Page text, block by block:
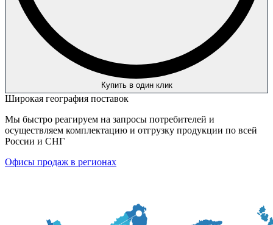
Купить в один клик
Широкая география поставок
Мы быстро реагируем на запросы потребителей и
осуществляем комплектацию и отгрузку продукции по всей
России и СНГ
Офисы продаж в регионах